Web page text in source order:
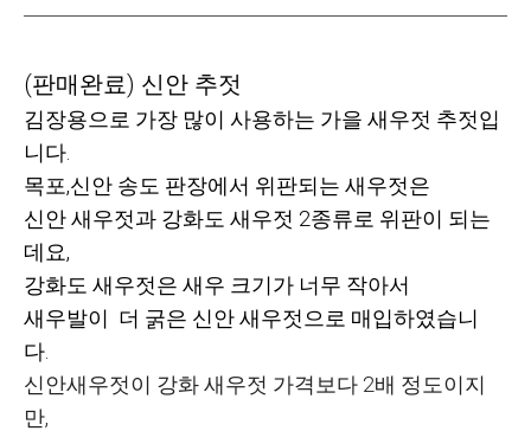
(판매완료) 신안 추젓
김장용으로 가장 많이 사용하는 가을 새우젓 추젓입
니다.
목포,신안 송도 판장에서 위판되는 새우젓은
신안 새우젓과 강화도 새우젓 2종류로 위판이 되는
데요,
강화도 새우젓은 새우 크기가 너무 작아서
새우발이 더 굵은 신안 새우젓으로 매입하였습니
다.
신안새우젓이 강화 새우젓 가격보다 2배 정도이지
만,